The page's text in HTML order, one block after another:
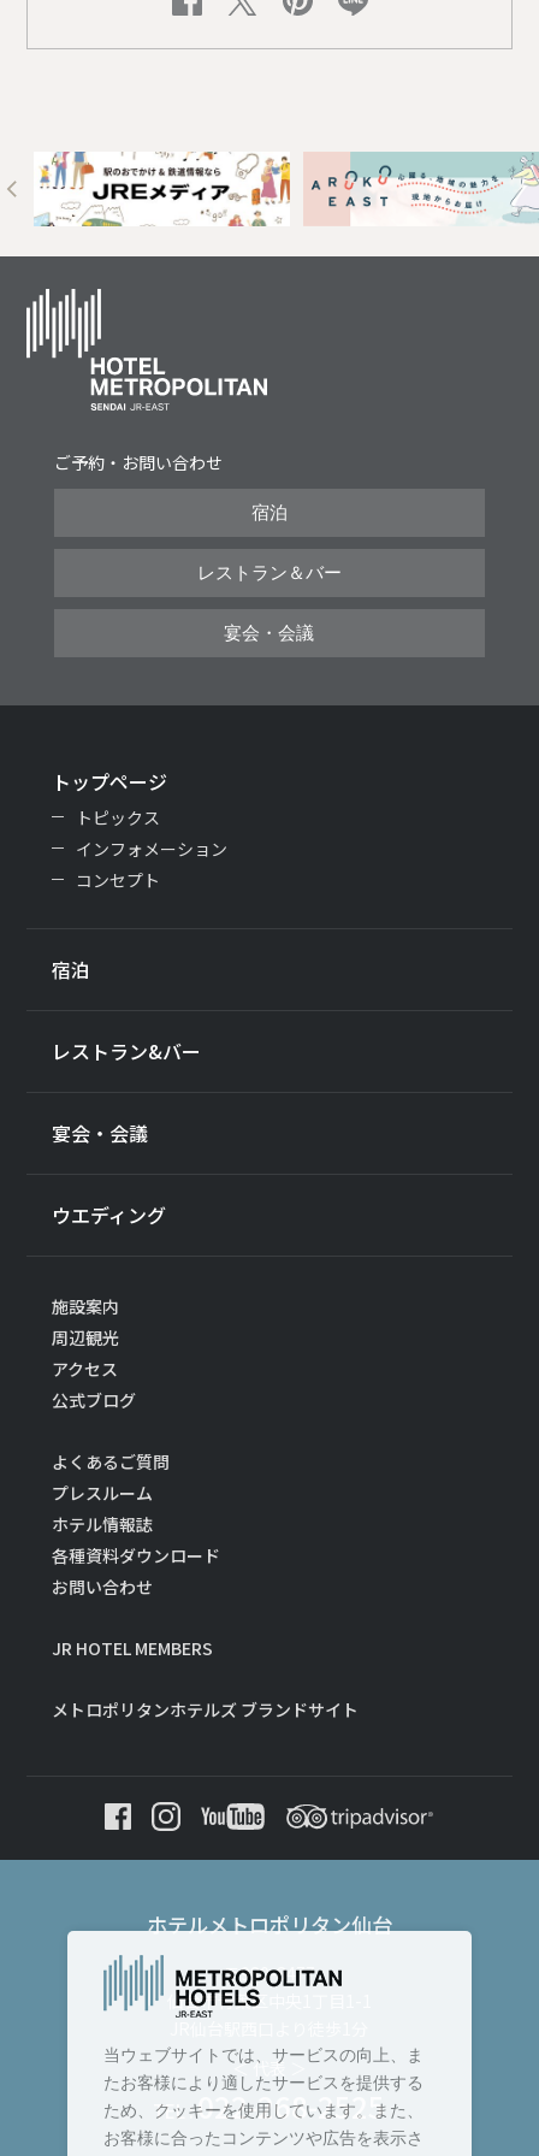
Next
ご予約・お問い合わせ
宿泊
レストラン＆バー
宴会・会議
トップページ
トピックス
インフォメーション
コンセプト
宿泊
レストラン&バー
宴会・会議
ウエディング
施設案内
周辺観光
アクセス
公式ブログ
よくあるご質問
プレスルーム
ホテル情報誌
各種資料ダウンロード
お問い合わせ
JR HOTEL MEMBERS
メトロポリタンホテルズ ブランドサイト
ホテルメトロポリタン仙台
〒980-8477
仙台市青葉区中央1丁目1-1
＜ 代表 ＞
TEL :022-268-2525
当ウェブサイトでは、サービスの向上、ま
たお客様により適したサービスを提供する
ため、クッキーを使用しています。また、
お客様に合ったコンテンツや広告を表示さ